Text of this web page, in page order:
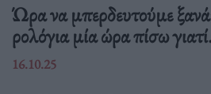
Ώρα να μπερδευτούμε
ρολόγια μία ώρα πίσω
16.10.25